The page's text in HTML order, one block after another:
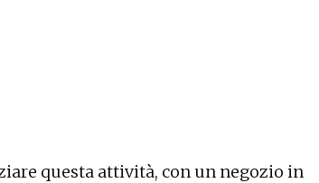
questa attività, con un negozio in